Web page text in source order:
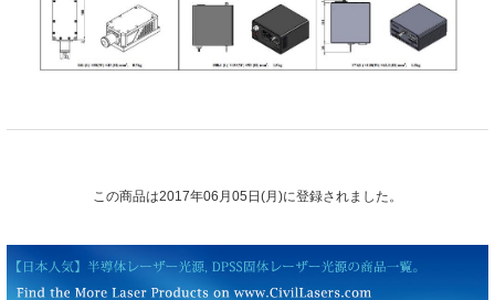
この商品は2017年06月05日(月)に登録されました。